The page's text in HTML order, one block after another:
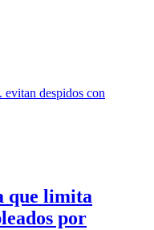
que limita
por